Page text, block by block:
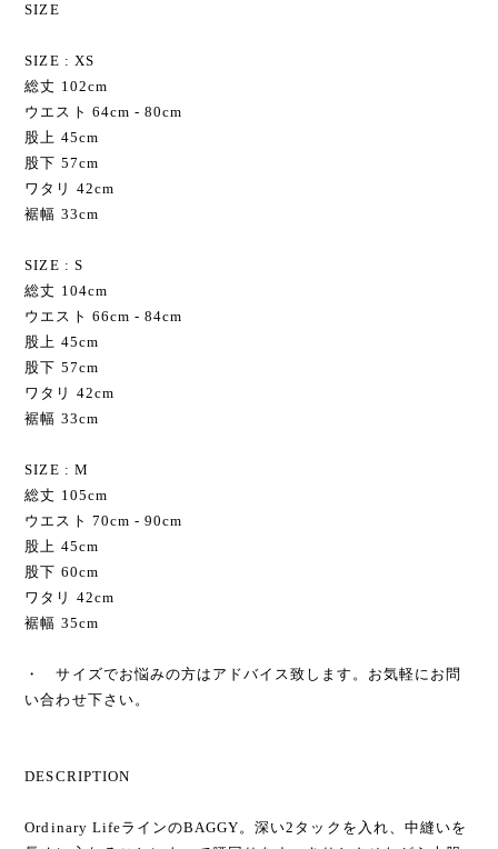
SIZE
SIZE : XS
総丈 102cm
ウエスト 64cm - 80cm
股上 45cm
股下 57cm
ワタリ 42cm
裾幅 33cm
SIZE : S
総丈 104cm
ウエスト 66cm - 84cm
股上 45cm
股下 57cm
ワタリ 42cm
裾幅 33cm
SIZE : M
総丈 105cm
ウエスト 70cm - 90cm
股上 45cm
股下 60cm
ワタリ 42cm
裾幅 35cm
・ サイズでお悩みの方はアドバイス致します。お気軽にお問
い合わせ下さい。
DESCRIPTION
Ordinary LifeラインのBAGGY。深い2タックを入れ、中縫いを